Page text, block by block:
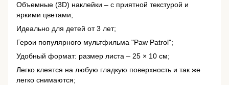
Объемные (3D) наклейки – с приятной текстурой и
яркими цветами;
Идеально для детей от 3 лет;
Герои популярного мультфильма "Paw Patrol";
Удобный формат: размер листа – 25 × 10 см;
Легко клеятся на любую гладкую поверхность и так же
легко снимаются;